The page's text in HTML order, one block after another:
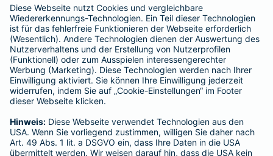
BELIEBTE SEITEN
Kranken-Zusatzversicherung
Tierversicherungen
Haftpflichtversicherung
Hausratversicherung
Adresse ändern
Schaden melden